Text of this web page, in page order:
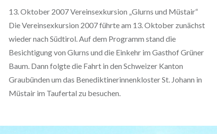
13. Oktober 2007 Vereinsexkursion „Glurns und Müstair“
Die Vereinsexkursion 2007 führte am 13. Oktober zunächst
wieder nach Südtirol. Auf dem Programm stand die
Besichtigung von Glurns und die Einkehr im Gasthof Grüner
Baum. Dann folgte die Fahrt in den Schweizer Kanton
Graubünden um das Benediktinerinnenkloster St. Johann in
Müstair im Taufertal zu besuchen.